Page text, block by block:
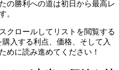
の勝利への道は初日から最高レ
。
クロールしてリストを閲覧する
入する利点、価格、そして入
めに読み進めてください！